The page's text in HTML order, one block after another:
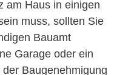
am Haus in einigen
muss, sollten Sie
Bauamt
Garage oder ein
Baugenehmigung